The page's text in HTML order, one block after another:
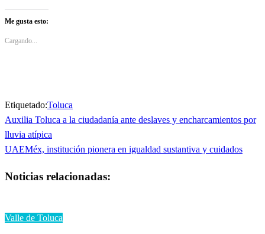
en
Twitter
(Se
en
Me gusta esto:
Cargando...
Etiquetado:Toluca
Navegación
de
Entrada
anterior
Auxilia Toluca a la ciudadanía ante deslaves y encharcamientos por
lluvia atípica
Entrada
UAEMéx, institución pionera en igualdad sustantiva y cuidados
Noticias relacionadas:
Valle de Toluca